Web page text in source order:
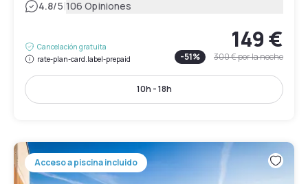
4.8/5|106 Opiniones
Cancelación gratuita
rate-plan-card.label-prepaid
149 €
-51% 300 €por la noche
10h - 18h
Acceso a piscina incluido